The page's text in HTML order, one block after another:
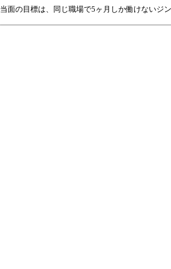
当面の目標は、同じ職場で5ヶ月しか働けないジ